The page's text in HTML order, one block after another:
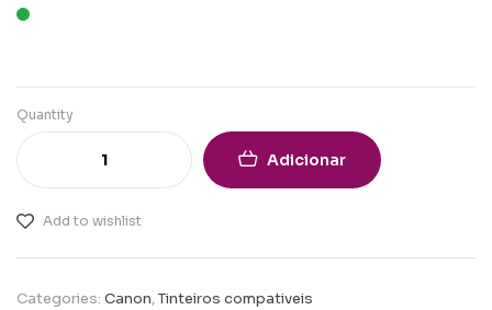
Quantity
Adicionar
Add to wishlist
Categories: Canon,Tinteiros compativeis